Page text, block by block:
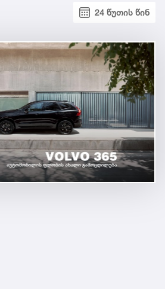
24 წუთის წინ